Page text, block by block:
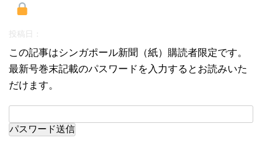
投稿日：
この記事はシンガポール新聞（紙）購読者限定です。
最新号巻末記載のパスワードを入力するとお読みいた
だけます。